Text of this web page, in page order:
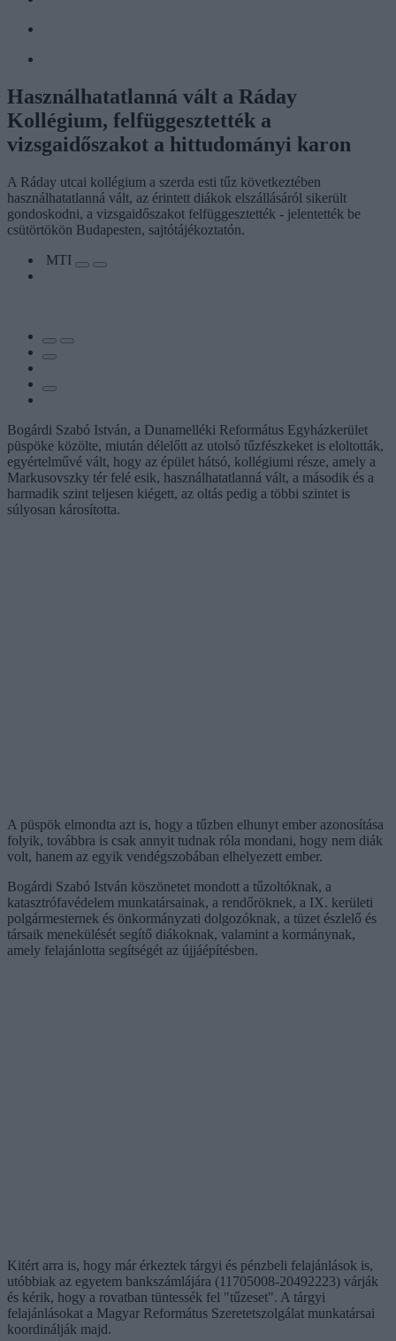
Használhatatlanná vált a Ráday
Kollégium, felfüggesztették a
vizsgaidőszakot a hittudományi karon
A Ráday utcai kollégium a szerda esti tűz következtében
használhatatlanná vált, az érintett diákok elszállásáról sikerült
gondoskodni, a vizsgaidőszakot felfüggesztették - jelentették be
csütörtökön Budapesten, sajtótájékoztatón.
MTI
Bogárdi Szabó István, a Dunamelléki Református Egyházkerület
püspöke közölte, miután délelőtt az utolsó tűzfészkeket is eloltották,
egyértelművé vált, hogy az épület hátsó, kollégiumi része, amely a
Markusovszky tér felé esik, használhatatlanná vált, a második és a
harmadik szint teljesen kiégett, az oltás pedig a többi szintet is
súlyosan károsította.
A püspök elmondta azt is, hogy a tűzben elhunyt ember azonosítása
folyik, továbbra is csak annyit tudnak róla mondani, hogy nem diák
volt, hanem az egyik vendégszobában elhelyezett ember.
Bogárdi Szabó István köszönetet mondott a tűzoltóknak, a
katasztrófavédelem munkatársainak, a rendőröknek, a IX. kerületi
polgármesternek és önkormányzati dolgozóknak, a tüzet észlelő és
társaik menekülését segítő diákoknak, valamint a kormánynak,
amely felajánlotta segítségét az újjáépítésben.
Kitért arra is, hogy már érkeztek tárgyi és pénzbeli felajánlások is,
utóbbiak az egyetem bankszámlájára (11705008-20492223) várják
és kérik, hogy a rovatban tüntessék fel "tűzeset". A tárgyi
felajánlásokat a Magyar Református Szeretetszolgálat munkatársai
koordinálják majd.